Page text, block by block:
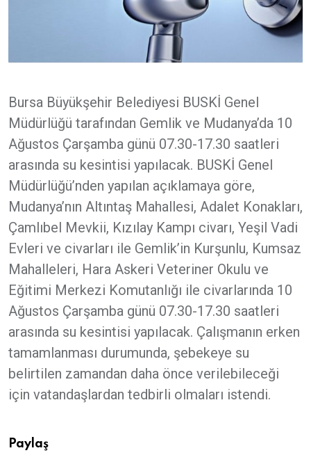
Bursa Büyükşehir Belediyesi BUSKİ Genel
Müdürlüğü tarafından Gemlik ve Mudanya’da 10
Ağustos Çarşamba günü 07.30-17.30 saatleri
arasında su kesintisi yapılacak. BUSKİ Genel
Müdürlüğü’nden yapılan açıklamaya göre,
Mudanya’nın Altıntaş Mahallesi, Adalet Konakları,
Çamlıbel Mevkii, Kızılay Kampı civarı, Yeşil Vadi
Evleri ve civarları ile Gemlik’in Kurşunlu, Kumsaz
Mahalleleri, Hara Askeri Veteriner Okulu ve
Eğitimi Merkezi Komutanlığı ile civarlarında 10
Ağustos Çarşamba günü 07.30-17.30 saatleri
arasında su kesintisi yapılacak. Çalışmanın erken
tamamlanması durumunda, şebekeye su
belirtilen zamandan daha önce verilebileceği
için vatandaşlardan tedbirli olmaları istendi.
Paylaş